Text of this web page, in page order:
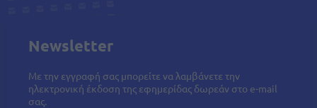
Newsletter
Με την εγγραφή σας μπορείτε να λαμβάνετε την
ηλεκτρονική έκδοση της εφημερίδας δωρεάν στο e-mail
σας.